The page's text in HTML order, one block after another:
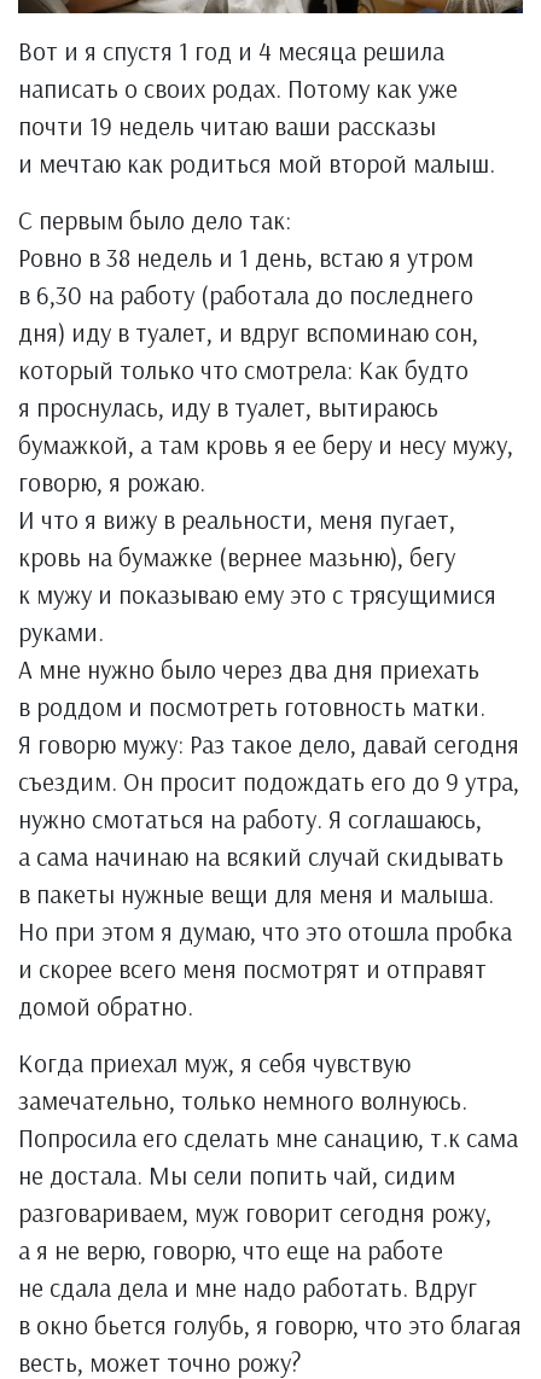
Вот и я спустя 1 год и 4 месяца решила
написать о своих родах. Потому как уже
почти 19 недель читаю ваши рассказы
и мечтаю как родиться мой второй малыш.
С первым было дело так:
Ровно в 38 недель и 1 день, встаю я утром
в 6,30 на работу (работала до последнего
дня) иду в туалет, и вдруг вспоминаю сон,
который только что смотрела: Как будто
я проснулась, иду в туалет, вытираюсь
бумажкой, а там кровь я ее беру и несу мужу,
говорю, я рожаю.
И что я вижу в реальности, меня пугает,
кровь на бумажке (вернее мазьню), бегу
к мужу и показываю ему это с трясущимися
руками.
А мне нужно было через два дня приехать
в роддом и посмотреть готовность матки.
Я говорю мужу: Раз такое дело, давай сегодня
съездим. Он просит подождать его до 9 утра,
нужно смотаться на работу. Я соглашаюсь,
а сама начинаю на всякий случай скидывать
в пакеты нужные вещи для меня и малыша.
Но при этом я думаю, что это отошла пробка
и скорее всего меня посмотрят и отправят
домой обратно.
Когда приехал муж, я себя чувствую
замечательно, только немного волнуюсь.
Попросила его сделать мне санацию, т.к сама
не достала. Мы сели попить чай, сидим
разговариваем, муж говорит сегодня рожу,
а я не верю, говорю, что еще на работе
не сдала дела и мне надо работать. Вдруг
в окно бьется голубь, я говорю, что это благая
весть, может точно рожу?